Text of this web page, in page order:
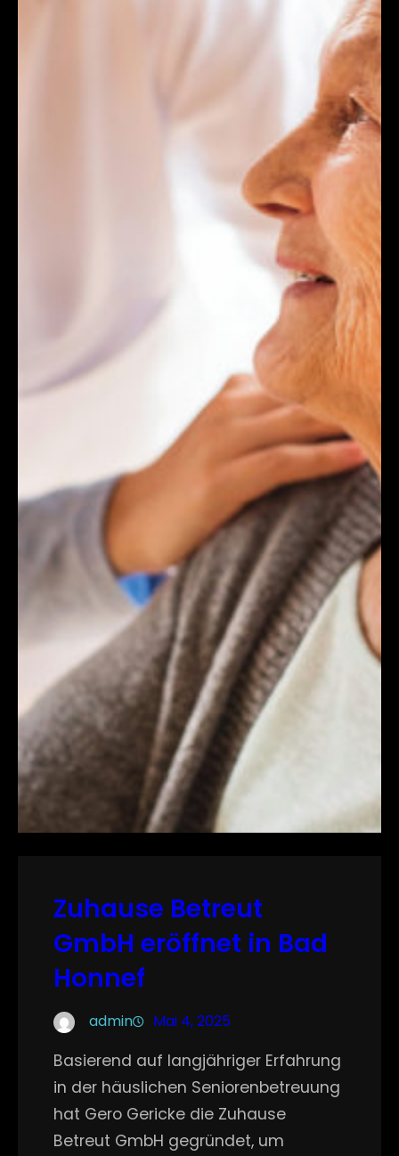
Zuhause Betreut
GmbH eröffnet in Bad
Honnef
admin Mai 4, 2025
Basierend auf langjähriger Erfahrung
in der häuslichen Seniorenbetreuung
hat Gero Gericke die Zuhause
Betreut GmbH gegründet, um